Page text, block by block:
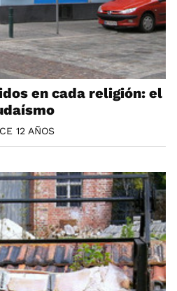
en cada religión: el
12 AÑOS